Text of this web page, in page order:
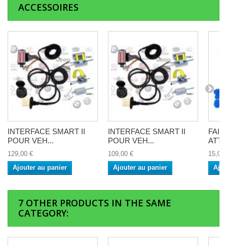
ACCESSOIRES
INTERFACE SMART II
POUR VEH...
129,00 €
Ajouter au panier
INTERFACE SMART II
POUR VEH...
109,00 €
Ajouter au panier
15,00
7 OTHER PRODUCTS IN THE SAME
CATEGORY: